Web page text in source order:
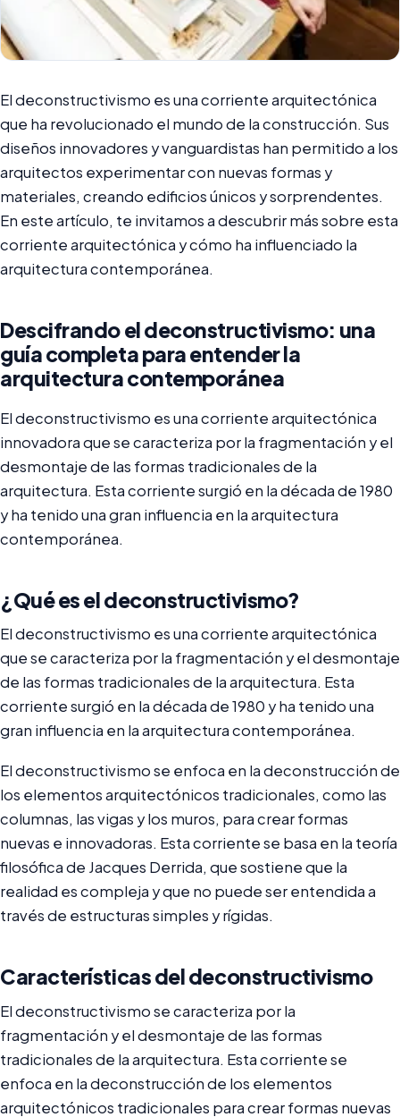
El deconstructivismo es una corriente arquitectónica
que ha revolucionado el mundo de la construcción. Sus
diseños innovadores y vanguardistas han permitido a los
arquitectos experimentar con nuevas formas y
materiales, creando edificios únicos y sorprendentes.
En este artículo, te invitamos a descubrir más sobre esta
corriente arquitectónica y cómo ha influenciado la
arquitectura contemporánea.
Descifrando el deconstructivismo: una
guía completa para entender la
arquitectura contemporánea
El deconstructivismo es una corriente arquitectónica
innovadora que se caracteriza por la fragmentación y el
desmontaje de las formas tradicionales de la
arquitectura. Esta corriente surgió en la década de 1980
y ha tenido una gran influencia en la arquitectura
contemporánea.
¿Qué es el deconstructivismo?
El deconstructivismo es una corriente arquitectónica
que se caracteriza por la fragmentación y el desmontaje
de las formas tradicionales de la arquitectura. Esta
corriente surgió en la década de 1980 y ha tenido una
gran influencia en la arquitectura contemporánea.
El deconstructivismo se enfoca en la deconstrucción de
los elementos arquitectónicos tradicionales, como las
columnas, las vigas y los muros, para crear formas
nuevas e innovadoras. Esta corriente se basa en la teoría
filosófica de Jacques Derrida, que sostiene que la
realidad es compleja y que no puede ser entendida a
través de estructuras simples y rígidas.
Características del deconstructivismo
El deconstructivismo se caracteriza por la
fragmentación y el desmontaje de las formas
tradicionales de la arquitectura. Esta corriente se
enfoca en la deconstrucción de los elementos
arquitectónicos tradicionales para crear formas nuevas